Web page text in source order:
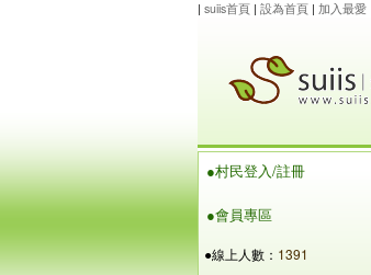
| suiis首頁| 設為首頁| 加入最愛
●村民登入/註冊
●會員專區
●線上人數： 1391